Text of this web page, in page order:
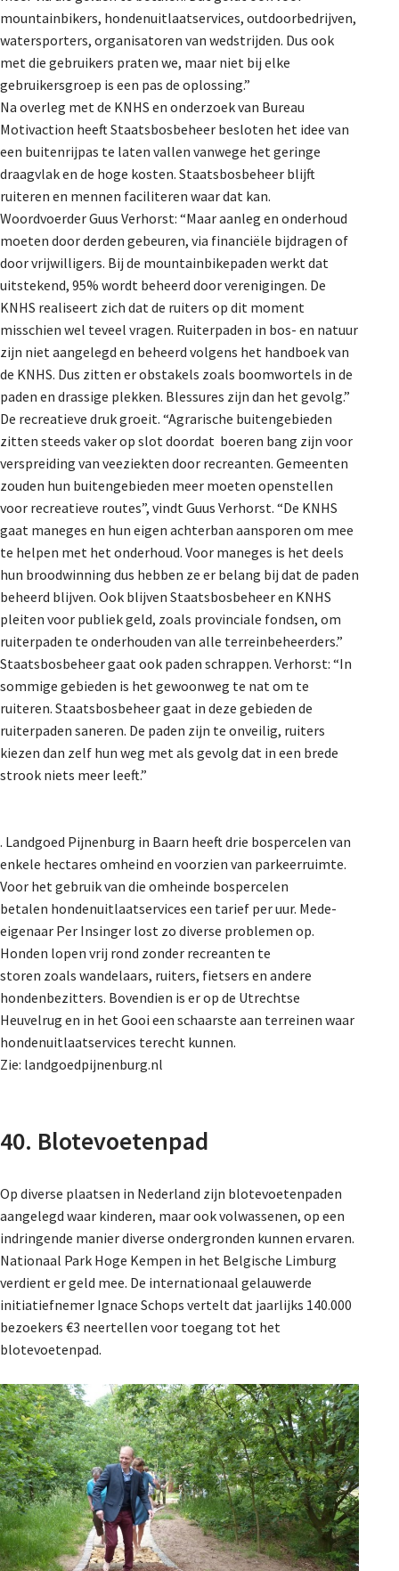
mountainbikers, hondenuitlaatservices, outdoorbedrijven,
watersporters, organisatoren van wedstrijden. Dus ook
met die gebruikers praten we, maar niet bij elke
gebruikersgroep is een pas de oplossing.”
Na overleg met de KNHS en onderzoek van Bureau
Motivaction heeft Staatsbosbeheer besloten het idee van
een buitenrijpas te laten vallen vanwege het geringe
draagvlak en de hoge kosten. Staatsbosbeheer blijft
ruiteren en mennen faciliteren waar dat kan.
Woordvoerder Guus Verhorst: “Maar aanleg en onderhoud
moeten door derden gebeuren, via financiële bijdragen of
door vrijwilligers. Bij de mountainbikepaden werkt dat
uitstekend, 95% wordt beheerd door verenigingen. De
KNHS realiseert zich dat de ruiters op dit moment
misschien wel teveel vragen. Ruiterpaden in bos- en natuur
zijn niet aangelegd en beheerd volgens het handboek van
de KNHS. Dus zitten er obstakels zoals boomwortels in de
paden en drassige plekken. Blessures zijn dan het gevolg.”
De recreatieve druk groeit. “Agrarische buitengebieden
zitten steeds vaker op slot doordat boeren bang zijn voor
verspreiding van veeziekten door recreanten. Gemeenten
zouden hun buitengebieden meer moeten openstellen
voor recreatieve routes”, vindt Guus Verhorst. “De KNHS
gaat maneges en hun eigen achterban aansporen om mee
te helpen met het onderhoud. Voor maneges is het deels
hun broodwinning dus hebben ze er belang bij dat de paden
beheerd blijven. Ook blijven Staatsbosbeheer en KNHS
pleiten voor publiek geld, zoals provinciale fondsen, om
ruiterpaden te onderhouden van alle terreinbeheerders.”
Staatsbosbeheer gaat ook paden schrappen. Verhorst: “In
sommige gebieden is het gewoonweg te nat om te
ruiteren. Staatsbosbeheer gaat in deze gebieden de
ruiterpaden saneren. De paden zijn te onveilig, ruiters
kiezen dan zelf hun weg met als gevolg dat in een brede
strook niets meer leeft.”
. Landgoed Pijnenburg in Baarn heeft drie bospercelen van
enkele hectares omheind en voorzien van parkeerruimte.
Voor het gebruik van die omheinde bospercelen
betalen hondenuitlaatservices een tarief per uur. Mede-
eigenaar Per Insinger lost zo diverse problemen op.
Honden lopen vrij rond zonder recreanten te
storen zoals wandelaars, ruiters, fietsers en andere
hondenbezitters. Bovendien is er op de Utrechtse
Heuvelrug en in het Gooi een schaarste aan terreinen waar
hondenuitlaatservices terecht kunnen.
Zie: landgoedpijnenburg.nl
40. Blotevoetenpad
Op diverse plaatsen in Nederland zijn blotevoetenpaden
aangelegd waar kinderen, maar ook volwassenen, op een
indringende manier diverse ondergronden kunnen ervaren.
Nationaal Park Hoge Kempen in het Belgische Limburg
verdient er geld mee. De internationaal gelauwerde
initiatiefnemer Ignace Schops vertelt dat jaarlijks 140.000
bezoekers €3 neertellen voor toegang tot het
blotevoetenpad.